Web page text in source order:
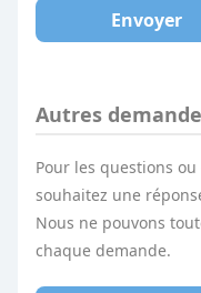
Envoyer
Autres
Pour les questions
souhaitez une
Nous ne pouvons
chaque demande.